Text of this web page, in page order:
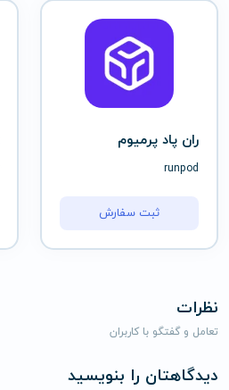
ران پاد پرمیوم
runpod
ثبت سفارش
نظرات
تعامل و گفتگو با کاربران
دیدگاهتان را بنویسید